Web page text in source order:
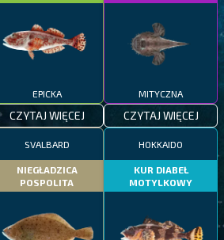
EPICKA
CZYTAJ WIĘCEJ
MITYCZNA
CZYTAJ WIĘCEJ
SVALBARD
NIEGŁADZICA
POSPOLITA
HOKKAIDO
KUR DIABEŁ
MOTYLKOWY